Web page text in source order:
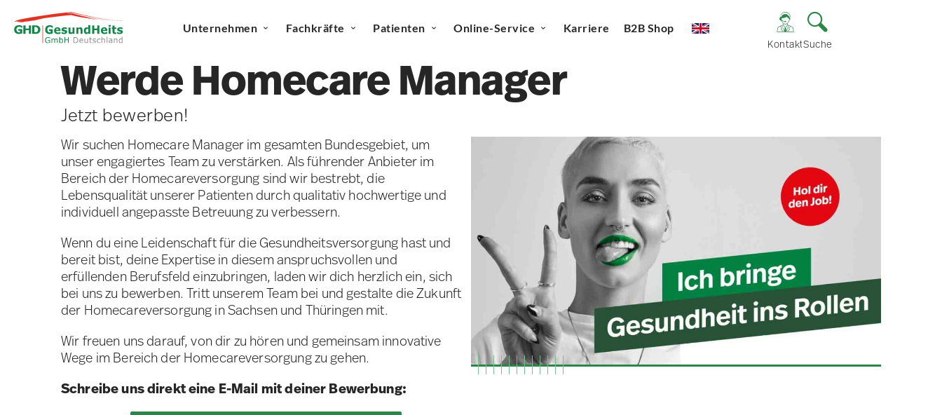
Unternehmen Fachkräfte Patienten Online-Service Karriere B2B Shop
KontaktSuche
Werde Homecare Manager
Jetzt bewerben!
Wir suchen Homecare Manager im gesamten Bundesgebiet, um
unser engagiertes Team zu verstärken. Als führender Anbieter im
Bereich der Homecareversorgung sind wir bestrebt, die
Lebensqualität unserer Patienten durch qualitativ hochwertige und
individuell angepasste Betreuung zu verbessern.
Wenn du eine Leidenschaft für die Gesundheitsversorgung hast und
bereit bist, deine Expertise in diesem anspruchsvollen und
erfüllenden Berufsfeld einzubringen, laden wir dich herzlich ein, sich
bei uns zu bewerben. Tritt unserem Team bei und gestalte die Zukunft
der Homecareversorgung in Sachsen und Thüringen mit.
Wir freuen uns darauf, von dir zu hören und gemeinsam innovative
Wege im Bereich der Homecareversorgung zu gehen.
Schreibe uns direkt eine E-Mail mit deiner Bewerbung: